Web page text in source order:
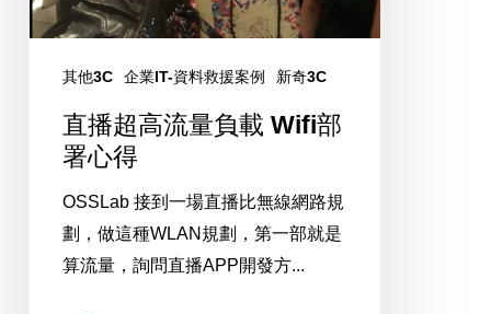
署
心
其他3C 企業IT-資料救援案例 新奇3C
直播超高流量負載 Wifi部
署心得
OSSLab 接到一場直播比無線網路規
劃，做這種WLAN規劃，第一部就是
算流量，詢問直播APP開發方...